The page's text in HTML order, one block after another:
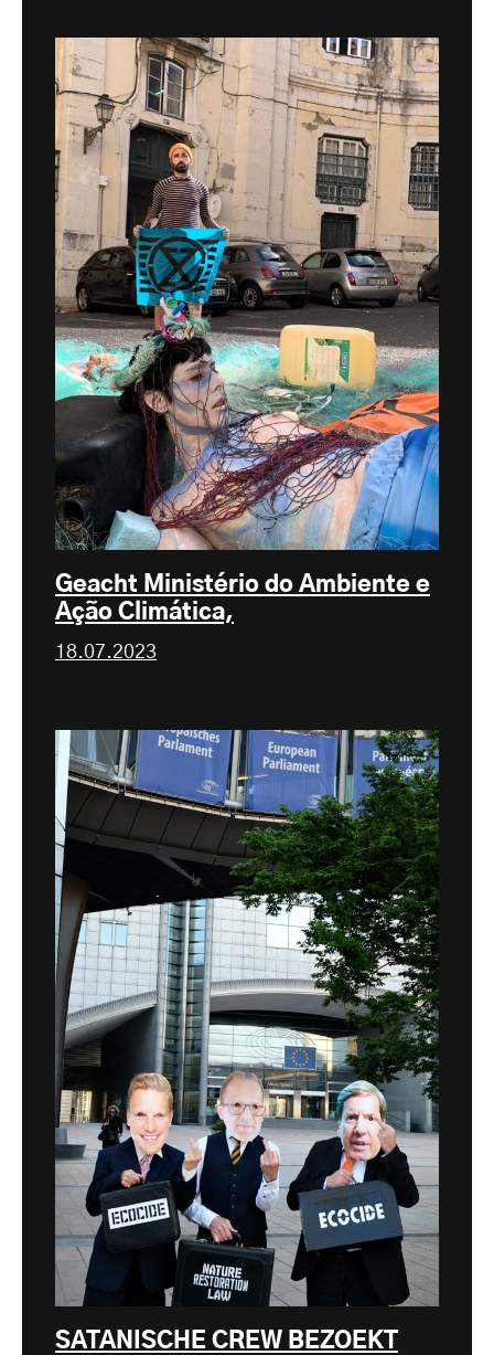
Geacht Ministério do Ambiente e
Ação Climática,
18.07.2023
SATANISCHE CREW BEZOEKT